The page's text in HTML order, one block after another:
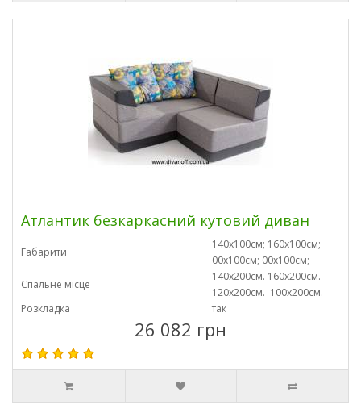
Атлантик безкаркасний кутовий диван
Габарити
140х100см; 160х100см;
00х100см; 00х100см;
Спальне місце
140х200см. 160х200см.
120х200см. 100х200см.
Розкладка
так
26 082 грн